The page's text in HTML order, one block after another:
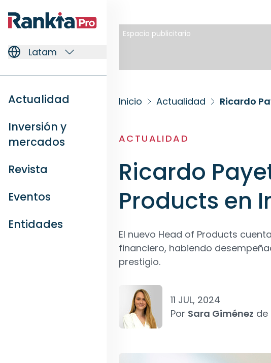
Latam
Actualidad
Inversión y
mercados
Revista
Eventos
Entidades
Espacio publicitario
Inicio Actualidad Ricardo
ACTUALIDAD
Ricardo
Products en
El nuevo Head of Products
financiero, habiendo
prestigio.
11 JUL, 2024
Por Sara Giménez de